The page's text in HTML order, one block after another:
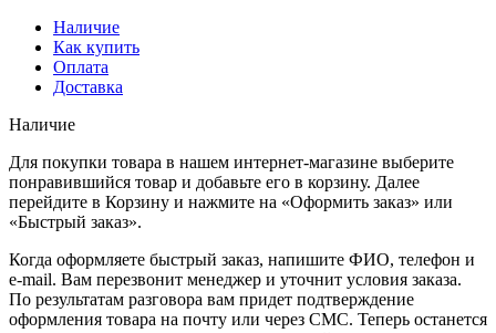
Наличие
Как купить
Оплата
Доставка
Наличие
Для покупки товара в нашем интернет-магазине выберите
понравившийся товар и добавьте его в корзину. Далее
перейдите в Корзину и нажмите на «Оформить заказ» или
«Быстрый заказ».
Когда оформляете быстрый заказ, напишите ФИО, телефон и
e-mail. Вам перезвонит менеджер и уточнит условия заказа.
По результатам разговора вам придет подтверждение
оформления товара на почту или через СМС. Теперь останется